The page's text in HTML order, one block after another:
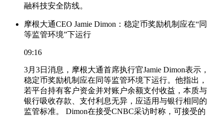
融科技安全防线。
摩根大通CEO Jamie Dimon：稳定币奖励机制应在“同
等监管环境”下运行
09:16
3月3日消息，摩根大通首席执行官Jamie Dimon表示，
稳定币奖励机制应在同等监管环境下运行。他指出，
若平台持有客户资金并对账户余额支付收益，本质与
银行吸收存款、支付利息无异，应适用与银行相同的
监管标准。 Dimon在接受CNBC采访时称，可接受的